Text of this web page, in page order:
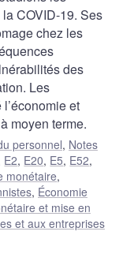
COVID-19. Ses
chez les
des
Les
et
moyen terme.
personnel, Notes
E2, E20, E5, E52,
monétaire,
, Économie
et mise en
et aux entreprises